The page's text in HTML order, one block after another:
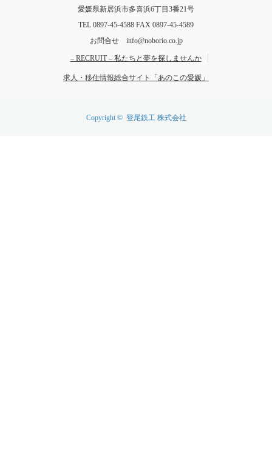
愛媛県新居浜市多喜浜6丁目3番21号
TEL 0897-45-4588 FAX 0897-45-4589
お問合せ info@noborio.co.jp
– RECRUIT – 私たちと夢を探しませんか
求人・移住情報総合サイト「あのこの愛媛」
Copyright © 登尾鉄工 株式会社